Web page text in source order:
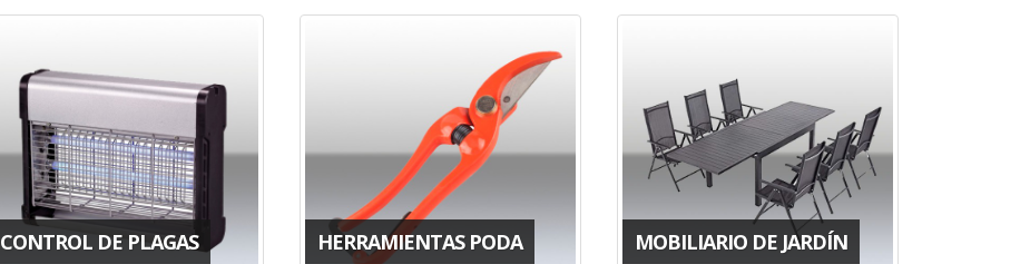
CONTROL DE PLAGAS HERRAMIENTAS PODA MOBILIARIO DE JARDÍN